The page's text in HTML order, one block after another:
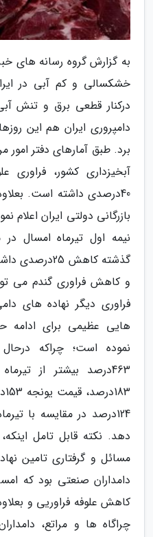
به گزارش گروه رسانه های
خشکسالی و کم آبی در
درکنار قطعی برق و تنش
دامپروری ایران هم این
برد. طبق آمارهای دفتر امور
آبخیزداری کشور،
40درصدی داشته است.
بازرگانی دولتی ایران
نیمه اول تیرماه امسال
گذشته کاهش
و کاهش فراوری گندم می
فراوری دیگر نهاده های
هایی عظیمی برای ادامه
نموده است؛ چراکه
124درصد در مقایسه با
دهد. نکته قابل تامل
مسائل و گرفتاری تامین
دامداران صنعتی بود که
کاهش علوفه فراوریی و
چراگاه ها و مراتع،